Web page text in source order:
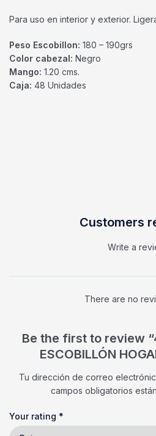
Para uso en interior y exterior.
Peso Escobillon: 180 – 190grs
Color cabezal: Negro
Mango: 1.20 cms.
Caja: 48 Unidades
Customers
Write a
There are no
Be the first to review
ESCOBILLÓN
Tu dirección de correo
campos obligatorios
Your rating *